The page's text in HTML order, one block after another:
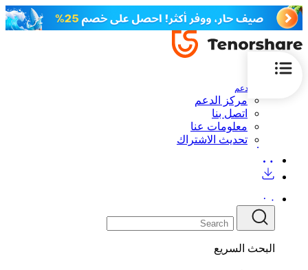
الدعم
مركز الدعم
اتصل بنا
معلومات عنا
تحديث الاشتراك
البحث السريع